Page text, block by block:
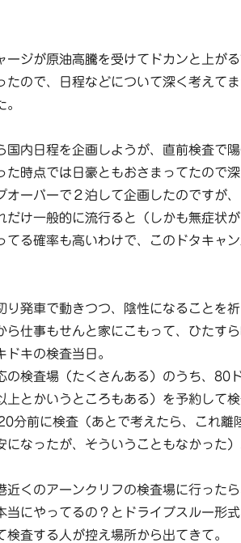
ージが原油高騰を受けてドカンと上が
たので、日程などについて深く考えて
国内日程を企画しようが、直前検査で
た時点では日豪ともおさまってたので
オーバーで２泊して企画したのですが
だけ一般的に流行ると（しかも無症状
てる確率も高いわけで、このドタキャ
り発車で動きつつ、陰性になることを
ら仕事もせんと家にこもって、ひたす
ドキの検査当日。
の検査場（たくさんある）のうち、80
上とかいうところもある）を予約して
分前に検査（あとで考えたら、これ離
になったが、そういうこともなかった）
近くのアーンクリフの検査場に行った
当にやってるの？とドライブスルー形
検査する人が控え場所から出てきて。